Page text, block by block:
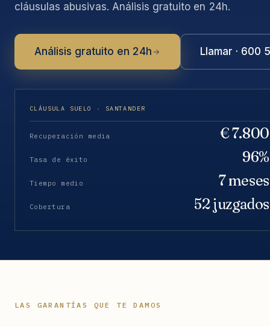
cláusulas abusivas. Análisis gratuito en 24h.
Análisis gratuito en 24h Llamar · 600
CLÁUSULA SUELO · SANTANDER
Recuperación media € 7.800
Tasa de éxito 96%
Tiempo medio 7 meses
Cobertura 52 juzgados
LAS GARANTÍAS QUE TE DAMOS